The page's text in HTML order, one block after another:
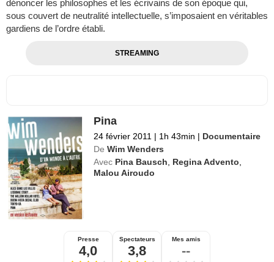
dénoncer les philosophes et les écrivains de son époque qui,
sous couvert de neutralité intellectuelle, s’imposaient en véritables
gardiens de l’ordre établi.
STREAMING
Pina
24 février 2011 | 1h 43min | Documentaire
De Wim Wenders
Avec Pina Bausch Regina Advento
Malou Airoudo
Presse
4,0
Spectateurs
3,8
Mes amis
--